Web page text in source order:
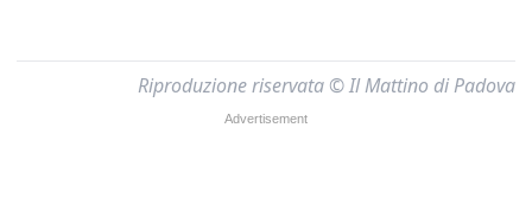
Riproduzione riservata © Il Mattino di Padova